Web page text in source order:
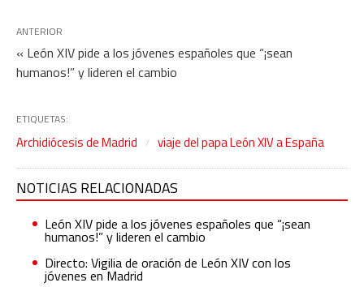
ANTERIOR
« León XIV pide a los jóvenes españoles que “¡sean
humanos!” y lideren el cambio
ETIQUETAS:
Archidiócesis de Madrid viaje del papa León XIV a España
NOTICIAS RELACIONADAS
León XIV pide a los jóvenes españoles que “¡sean
humanos!” y lideren el cambio
Directo: Vigilia de oración de León XIV con los
jóvenes en Madrid